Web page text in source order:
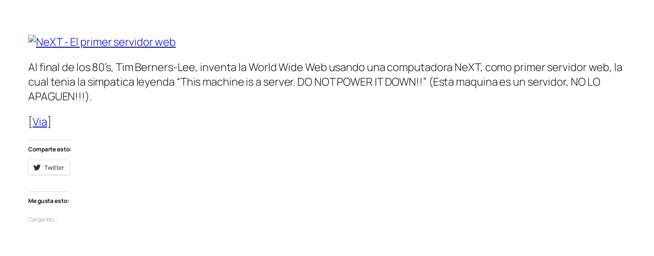
Al final de los 80’s, Tim Berners-Lee, inventa laWorld Wide Web usando una computadora NeXT, como primer servidor web, la
cual tenia la simpatica leyenda “This machine is a server. DO NOT POWER IT DOWN!!” (Esta maquina es un servidor, NO LO
APAGUEN!!!).
[Via]
Comparte esto:
Twitter
Me gusta esto:
Cargando…